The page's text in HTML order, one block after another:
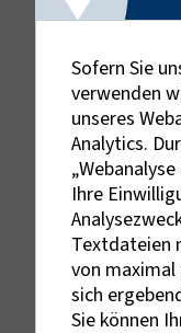
Sofern Sie
verwenden
unseres
Analytics.
Ihre
Textdateien
von
sich
Sie können